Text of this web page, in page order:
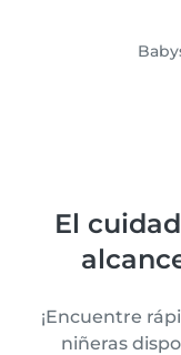
El
¡Encuentre
niñeras